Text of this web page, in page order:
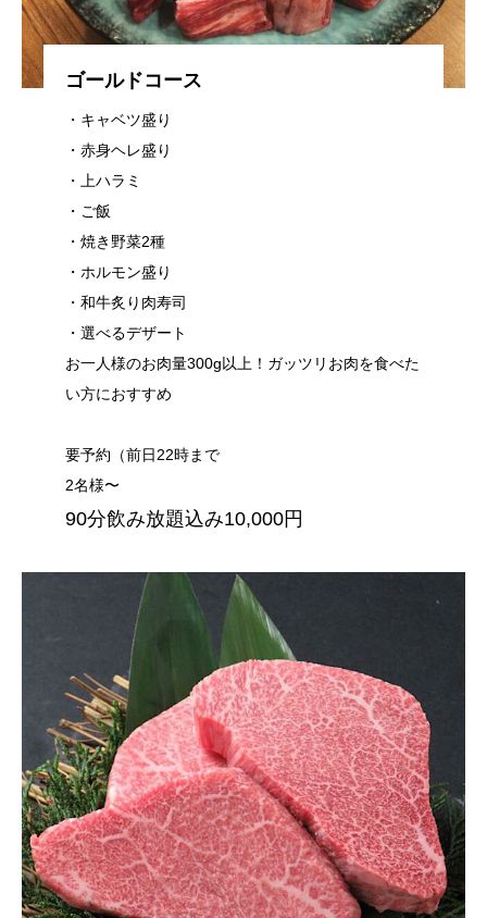
ゴールドコース
・キャベツ盛り
・赤身ヘレ盛り
・上ハラミ
・ご飯
・焼き野菜2種
・ホルモン盛り
・和牛炙り肉寿司
・選べるデザート
お一人様のお肉量300g以上！ガッツリお肉を食べた
い方におすすめ
要予約（前日22時まで
2名様〜
90分飲み放題込み10,000円